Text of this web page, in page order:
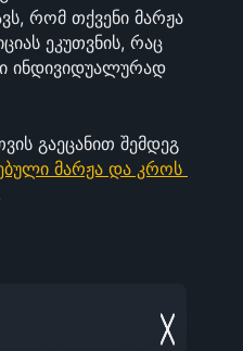
რომ თქვენი მარჟა
ეკუთვნის, რაც
ინდივიდუალურად
გაეცანით შემდეგ
მარჟა და კროს